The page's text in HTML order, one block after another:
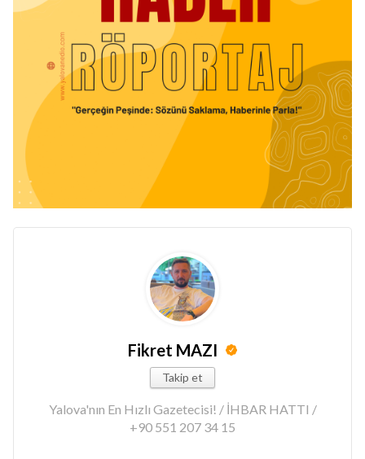
Fikret MAZI
Takip et
Yalova'nın En Hızlı Gazetecisi! / İHBAR HATTI /
+90 551 207 34 15